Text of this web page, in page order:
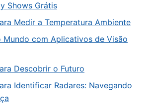
Shows Grátis
Medir a Temperatura Ambiente
Mundo com Aplicativos de Visão
Descobrir o Futuro
Identificar Radares: Navegando